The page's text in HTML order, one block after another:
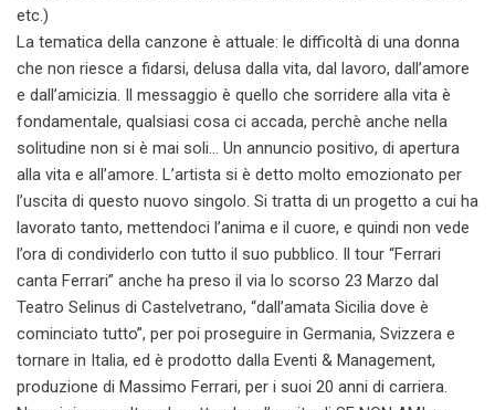
etc.)
La tematica della canzone è attuale: le difficoltà di una donna
che non riesce a fidarsi, delusa dalla vita, dal lavoro, dall’amore
e dall’amicizia. Il messaggio è quello che sorridere alla vita è
fondamentale, qualsiasi cosa ci accada, perchè anche nella
solitudine non si è mai soli… Un annuncio positivo, di apertura
alla vita e all’amore. L’artista si è detto molto emozionato per
l’uscita di questo nuovo singolo. Si tratta di un progetto a cui ha
lavorato tanto, mettendoci l’anima e il cuore, e quindi non vede
l’ora di condividerlo con tutto il suo pubblico. Il tour “Ferrari
canta Ferrari” anche ha preso il via lo scorso 23 Marzo dal
Teatro Selinus di Castelvetrano, “dall’amata Sicilia dove è
cominciato tutto”, per poi proseguire in Germania, Svizzera e
tornare in Italia, ed è prodotto dalla Eventi & Management,
produzione di Massimo Ferrari, per i suoi 20 anni di carriera.